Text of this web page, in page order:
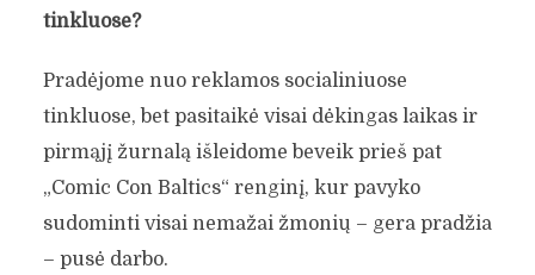
tinkluose?
Pradėjome nuo reklamos socialiniuose
tinkluose, bet pasitaikė visai dėkingas laikas ir
pirmąjį žurnalą išleidome beveik prieš pat
„Comic Con Baltics“ renginį, kur pavyko
sudominti visai nemažai žmonių – gera pradžia
– pusė darbo.